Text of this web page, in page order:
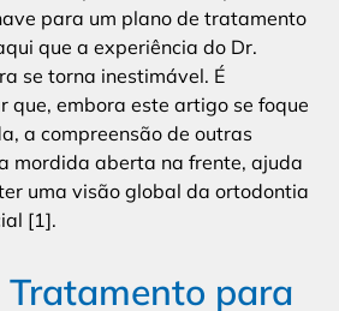
para um plano de tratamento
que a experiência do Dr.
se torna inestimável. É
que, embora este artigo se foque
a compreensão de outras
mordida aberta na frente, ajuda
uma visão global da ortodontia
[1].
Tratamento para